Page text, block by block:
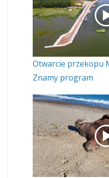
Otwarcie przekopu
Znamy program